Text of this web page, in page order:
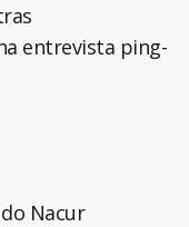
entrevista ping-
Nacur